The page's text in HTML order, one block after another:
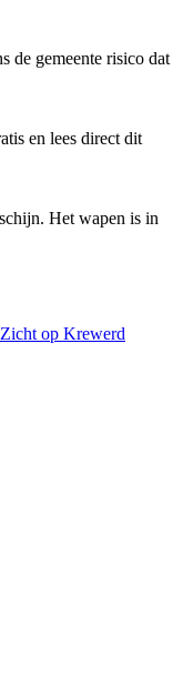
de gemeente risico dat
en lees direct dit
Het wapen is in